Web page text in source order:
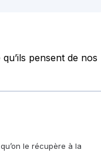
pensent de nos
le récupère à la